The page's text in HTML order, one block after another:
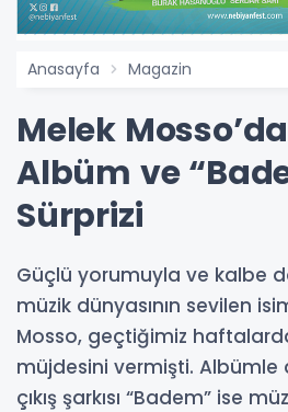
Anasayfa Magazin
Melek
Albüm ve
Sürprizi
Güçlü yorumuyla ve kalbe
müzik dünyasının sevilen
Mosso, geçtiğimiz
müjdesini vermişti. Albümle
çıkış şarkısı “Badem” ise